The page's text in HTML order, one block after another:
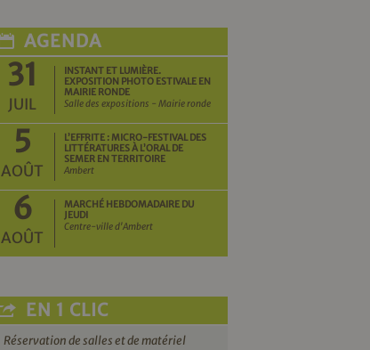
AGENDA
31
JUIL
INSTANT ET LUMIÈRE.
EXPOSITION PHOTO ESTIVALE EN
MAIRIE RONDE
Salle des expositions - Mairie ronde
5
AOÛT
L’EFFRITE : MICRO-FESTIVAL DES
LITTÉRATURES À L’ORAL DE
SEMER EN TERRITOIRE
Ambert
6
AOÛT
MARCHÉ HEBDOMADAIRE DU
JEUDI
Centre-ville d'Ambert
EN 1 CLIC
Réservation de salles et de matériel